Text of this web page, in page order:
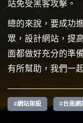
站免受黑客攻擊。
總的來說，要成功
眾，設計網站，提
面都做好充分的準
有所幫助，我們一
#網站架設 #台南網